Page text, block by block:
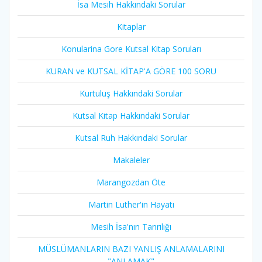
İsa Mesih Hakkındaki Sorular
Kitaplar
Konularina Gore Kutsal Kitap Soruları
KURAN ve KUTSAL KİTAP'A GÖRE 100 SORU
Kurtuluş Hakkındaki Sorular
Kutsal Kitap Hakkındaki Sorular
Kutsal Ruh Hakkındaki Sorular
Makaleler
Marangozdan Öte
Martin Luther'in Hayatı​
Mesih İsa'nın Tanrılığı​
MÜSLÜMANLARIN BAZI YANLIŞ ANLAMALARINI